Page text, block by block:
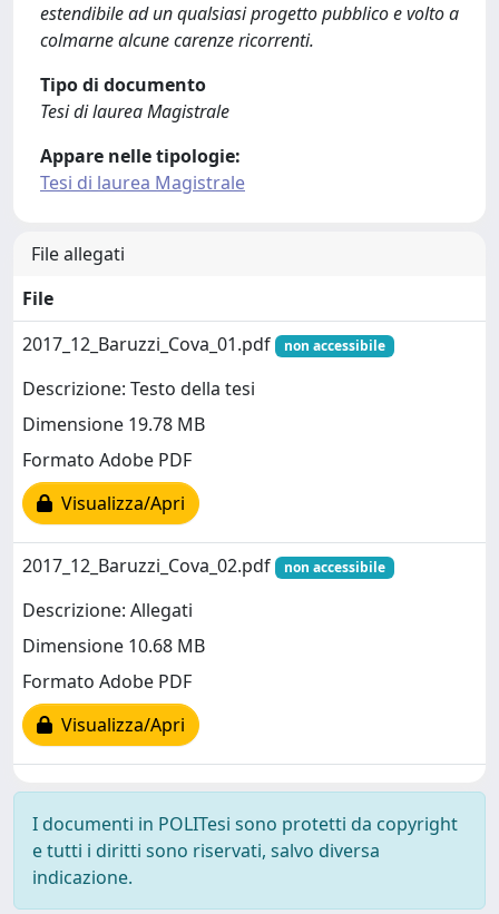
estendibile ad un qualsiasi progetto pubblico e volto a
colmarne alcune carenze ricorrenti.
Tipo di documento
Tesi di laurea Magistrale
Appare nelle tipologie:
Tesi di laurea Magistrale
File allegati
File
2017_12_Baruzzi_Cova_01.pdf
non accessibile
Descrizione: Testo della tesi
Dimensione 19.78 MB
Formato Adobe PDF
Visualizza/Apri
2017_12_Baruzzi_Cova_02.pdf non accessibile
Descrizione: Allegati
Dimensione 10.68 MB
Formato Adobe PDF
Visualizza/Apri
I documenti in POLITesi sono protetti da copyright
e tutti i diritti sono riservati, salvo diversa
indicazione.